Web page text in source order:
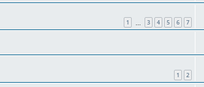
1 3 4 5 6 7
1 2